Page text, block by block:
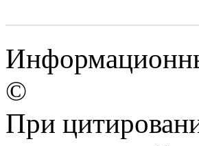
©
При